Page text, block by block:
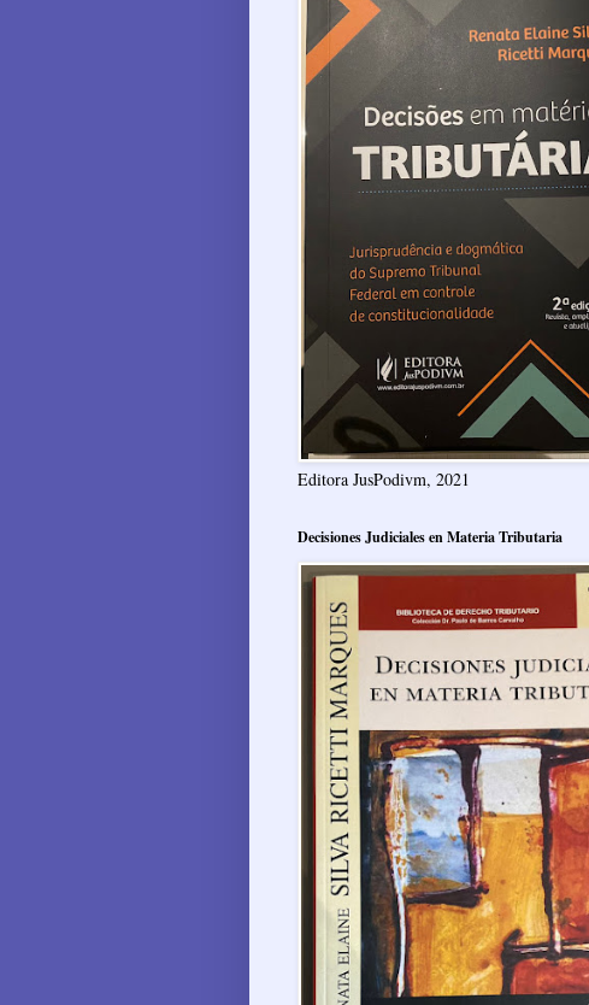
Editora JusPodivm, 2021
Decisiones Judiciales en Materia Tributaria